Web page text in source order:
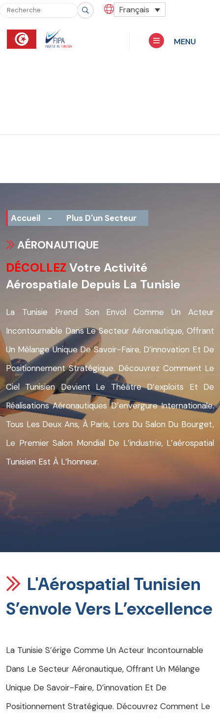
Français
MENU
Accueil - Plus D'un Secteur
AÉRONAUTIQUE
DÉCOLLEZ Votre Activité
Aérospatiale Depuis La Tunisie
La Tunisie Prend Son Envol Comme Un Acteur
Incontournable Dans Le Secteur Aéronautique, Offrant
Un Mélange Unique De Savoir-Faire, D’innovation Et De
Positionnement Stratégique. Découvrez Comment Le
Ciel Tunisien Devient Le Théâtre D’exploits Et De
Réalisations Aéronautiques D’envergure Internationale.
Tous Les Deux Ans, À Paris, Lors Du Salon Du Bourget,
Le Premier Salon Mondial De L’industrie, L’aérospatial
Tunisien Est À L’honneur.
L'Aérospatial Tunisien
S’envole Vers L’excellence
La Tunisie S’érige Comme Un Acteur Incontournable
Dans Le Secteur Aéronautique, Offrant Un Mélange
Unique De Savoir-Faire, D’innovation Et De
Positionnement Stratégique. Découvrez Comment Le